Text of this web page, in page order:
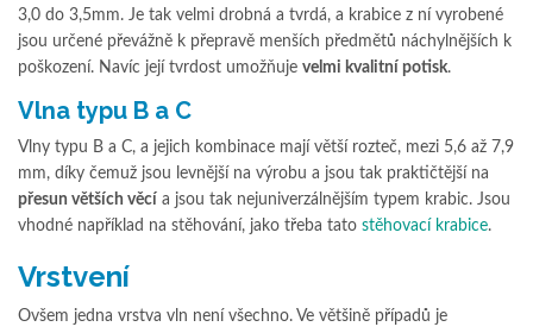
3,0 do 3,5mm. Je tak velmi drobná a tvrdá, a krabice z ní vyrobené
jsou určené převážně k přepravě menších předmětů náchylnějších k
poškození. Navíc její tvrdost umožňuje velmi kvalitní potisk.
Vlna typu B a C
Vlny typu B a C, a jejich kombinace mají větší rozteč, mezi 5,6 až 7,9
mm, díky čemuž jsou levnější na výrobu a jsou tak praktičtější na
přesun větších věcí a jsou tak nejuniverzálnějším typem krabic. Jsou
vhodné například na stěhování, jako třeba tato stěhovací krabice.
Vrstvení
Ovšem jedna vrstva vln není všechno. Ve většině případů je